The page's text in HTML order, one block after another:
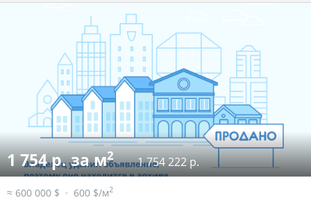
1 754 р. за м2 1 754 222 р.
≈ 600 000 $ 600 $/м2